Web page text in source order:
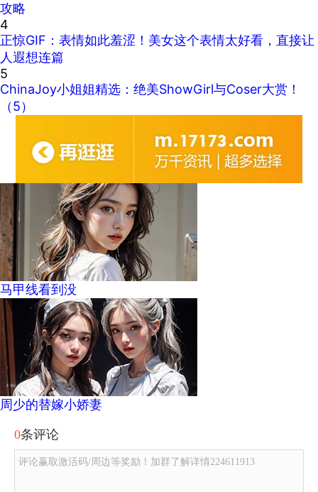
攻略
4
正惊GIF：表情如此羞涩！美女这个表情太好看，直接让
人遐想连篇
5
ChinaJoy小姐姐精选：绝美ShowGirl与Coser大赏！
（5）
马甲线看到没
周少的替嫁小娇妻
0条评论
评论赢取激活码/周边等奖励！加群了解详情224611913